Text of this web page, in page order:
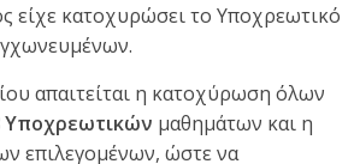
είχε κατοχυρώσει το Υποχρεωτικό
απαιτείται η κατοχύρωση όλων
Υποχρεωτικών μαθημάτων και η
επιλεγομένων, ώστε να